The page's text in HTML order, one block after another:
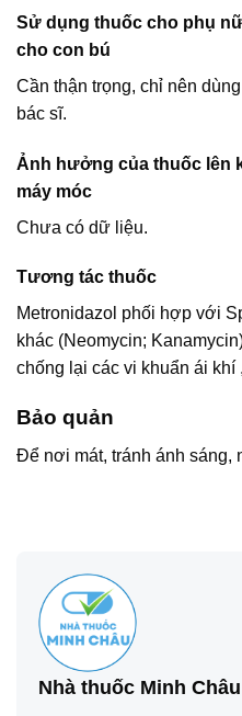
Sử dụng thuốc cho phụ
cho con bú
Cần thận trọng, chỉ nên
bác sĩ.
Ảnh hưởng của thuốc lên
máy móc
Chưa có dữ liệu.
Tương tác thuốc
Metronidazol phối hợp với
khác (Neomycin;
chống lại các vi khuẩn ái khí
Bảo quản
Để nơi mát, tránh ánh sáng,
Nhà thuốc Minh Châu